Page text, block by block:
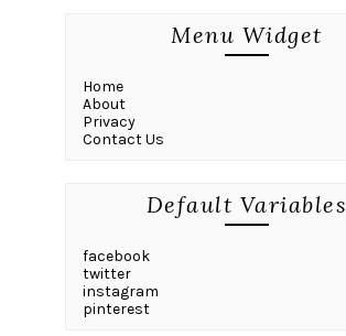
Menu Widget
Home
About
Privacy
Contact Us
Default Variables
facebook
twitter
instagram
pinterest